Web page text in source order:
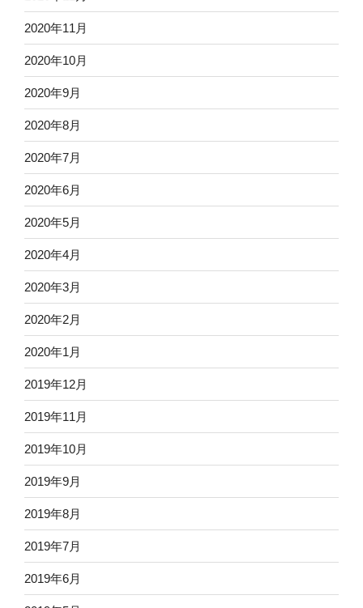
2020年11月
2020年10月
2020年9月
2020年8月
2020年7月
2020年6月
2020年5月
2020年4月
2020年3月
2020年2月
2020年1月
2019年12月
2019年11月
2019年10月
2019年9月
2019年8月
2019年7月
2019年6月